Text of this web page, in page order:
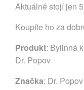
Aktuálně stojí jen
Koupíte ho za
Produkt: Bylinná
Dr. Popov
Značka: Dr. Popov